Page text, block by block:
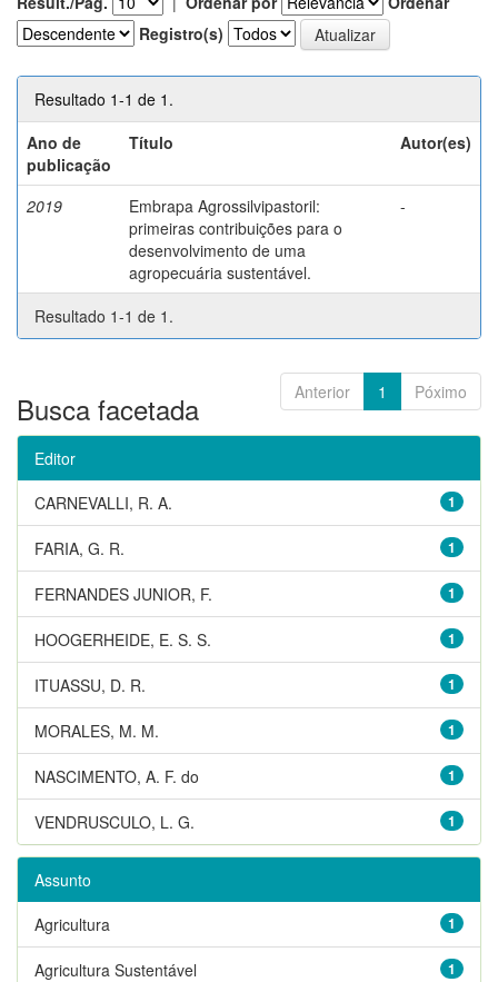
Registro(s)
Resultado 1-1 de 1.
Ano de
publicação
Título Autor(es)
2019
Embrapa Agrossilvipastoril:
primeiras contribuições para o
desenvolvimento de uma
agropecuária sustentável.
-
Resultado 1-1 de 1.
Anterior 1 Póximo
Busca facetada
Editor
1
CARNEVALLI, R. A.
1
FARIA, G. R.
1
FERNANDES JUNIOR, F.
1
HOOGERHEIDE, E. S. S.
1
ITUASSU, D. R.
1
MORALES, M. M.
1
NASCIMENTO, A. F. do
1
VENDRUSCULO, L. G.
Assunto
1
Agricultura
1
Agricultura Sustentável